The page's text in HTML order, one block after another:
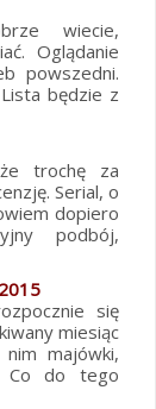
wiecie,
Oglądanie
powszedni.
będzie z
trochę za
Serial, o
dopiero
podbój,
się
miesiąc
majówki,
Co do tego